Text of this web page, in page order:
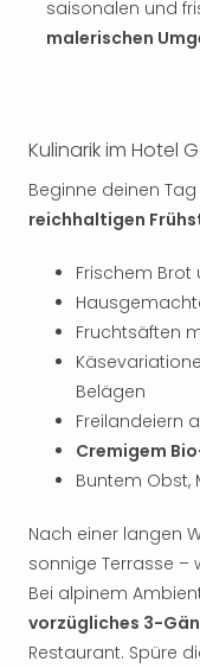
saisonalen und
malerischen
Kulinarik im Hotel
Beginne deinen
reichhaltigen
Frischem
Fruchtsäften
Belägen
Freilandeiern
Cremigem
Buntem Obst,
Nach einer langen
sonnige Terrasse –
Bei alpinem
vorzügliches 3-
Restaurant. Spüre